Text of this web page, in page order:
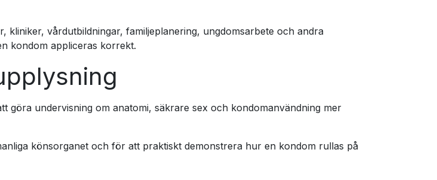
kliniker, vårdutbildningar, familjeplanering, ungdomsarbete och andra
kondom appliceras korrekt.
göra undervisning om anatomi, säkrare sex och kondomanvändning mer
könsorganet och för att praktiskt demonstrera hur en kondom rullas på